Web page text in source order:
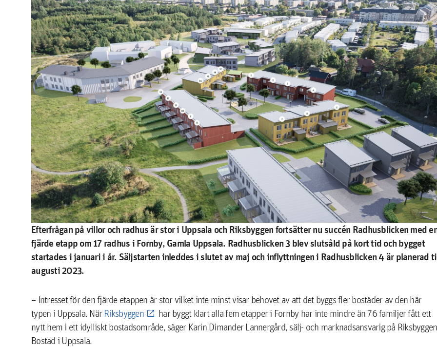
Efterfrågan på villor och radhus är stor i Uppsala och Riksbyggen fortsätter nu succén Radhusblicken med
fjärde etapp om 17 radhus i Fornby, Gamla Uppsala. Radhusblicken 3 blev slutsåld på kort tid och bygget
startades i januari i år. Säljstarten inleddes i slutet av maj och inflyttningen i Radhusblicken 4 är planerad
augusti 2023.
– Intresset för den fjärde etappen är stor vilket inte minst visar behovet av att det byggs fler bostäder av den här
typen i Uppsala. När Riksbyggen
har byggt klart alla fem etapper i Fornby har inte mindre än 76 familjer fått ett
nytt hem i ett idylliskt bostadsområde, säger Karin Dimander Lannergård, sälj- och marknadsansvarig på Riksbyggen
Bostad i Uppsala.